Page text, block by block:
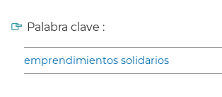
Palabra clave :
emprendimientos solidarios